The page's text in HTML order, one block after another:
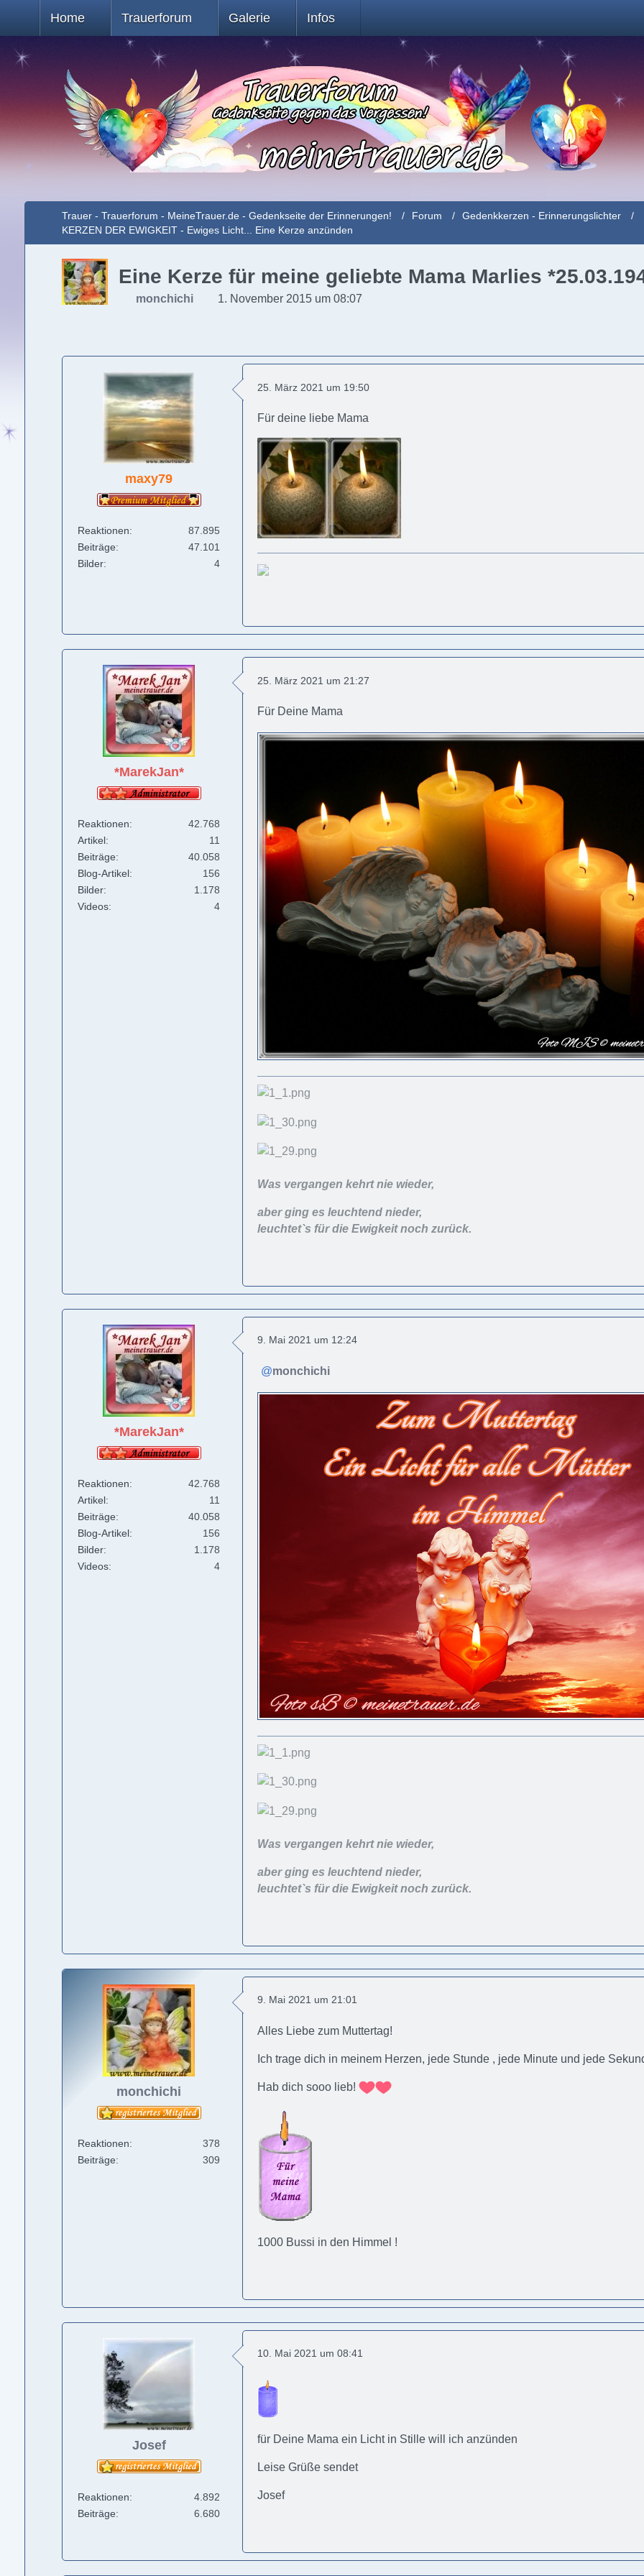
Home Trauerforum Galerie Infos
Trauer - Trauerforum - MeineTrauer.de - Gedenkseite der Erinnerungen! Forum
Gedenkkerzen - Erinnerungslichter
KERZEN DER EWIGKEIT - Ewiges Licht... Eine Kerze anzünden
Eine Kerze für meine geliebte Mama Marlies
monchichi 1. November 2015 um 08:07
maxy79
Reaktionen
87.895
Beiträge
47.101
Bilder
4
25. März 2021 um 19:50
Für deine liebe Mama
*MarekJan*
Reaktionen
42.768
Artikel
11
Beiträge
40.058
Blog-Artikel
156
Bilder
1.178
Videos
4
25. März 2021 um 21:27
Für Deine Mama
Was vergangen kehrt nie wieder,
aber ging es leuchtend nieder,
leuchtet`s für die Ewigkeit noch zurück.
*MarekJan*
Reaktionen
42.768
Artikel
11
Beiträge
40.058
Blog-Artikel
156
Bilder
1.178
Videos
4
9. Mai 2021 um 12:24
monchichi
Was vergangen kehrt nie wieder,
aber ging es leuchtend nieder,
leuchtet`s für die Ewigkeit noch zurück.
monchichi
Reaktionen
378
Beiträge
309
9. Mai 2021 um 21:01
Alles Liebe zum Muttertag!
Ich trage dich in meinem Herzen, jede Stunde , jede Minute und jede
Hab dich sooo lieb!
1000 Bussi in den Himmel !
Josef
Reaktionen
4.892
Beiträge
6.680
10. Mai 2021 um 08:41
für Deine Mama ein Licht in Stille will ich anzünden
Leise Grüße sendet
Josef